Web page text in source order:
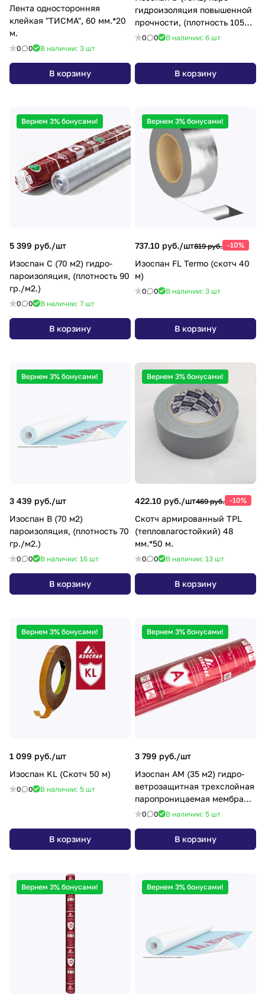
Лента односторонняя
клейкая "ТИСМА", 60 мм.*20
м.
0 0 В наличии: 3 шт
В корзину
гидроизоляция повышенной
прочности, (плотность 105
гр./м2.)
0 0 В наличии: 6 шт
В корзину
Вернем 3% бонусами!
5 399 руб./шт
Изоспан С (70 м2) гидро-
пароизоляция, (плотность 90
гр./м2.)
0 0 В наличии: 7 шт
В корзину
Вернем 3% бонусами!
737.10 руб./шт819 руб. -10%
Изоспан FL Termo (скотч 40
м)
0 0 В наличии: 3 шт
В корзину
Вернем 3% бонусами!
3 439 руб./шт
Изоспан В (70 м2)
пароизоляция, (плотность 70
гр./м2.)
0 0 В наличии: 16 шт
В корзину
Вернем 3% бонусами!
422.10 руб./шт469 руб. -10%
Скотч армированный TPL
(тепловлагостойкий) 48
мм.*50 м.
0 0 В наличии: 13 шт
В корзину
Вернем 3% бонусами!
1 099 руб./шт
Изоспан KL (Скотч 50 м)
0 0 В наличии: 5 шт
В корзину
Вернем 3% бонусами!
3 799 руб./шт
Изоспан АМ (35 м2) гидро-
ветрозащитная трехслойная
паропроницаемая мембрана,
(плотность 105 гр./м2.)
0 0 В наличии: 5 шт
В корзину
Вернем 3% бонусами! Вернем 3% бонусами!